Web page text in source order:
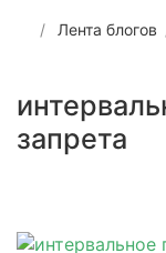
Лента блогов
запрета